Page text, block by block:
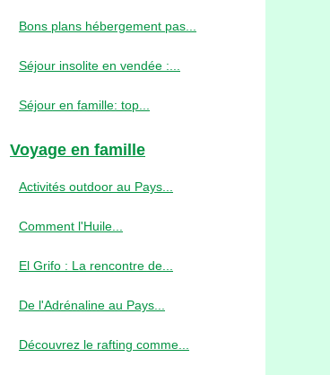
Bons plans hébergement pas...
Séjour insolite en vendée :...
Séjour en famille: top...
Voyage en famille
Activités outdoor au Pays...
Comment l'Huile...
El Grifo : La rencontre de...
De l'Adrénaline au Pays...
Découvrez le rafting comme...